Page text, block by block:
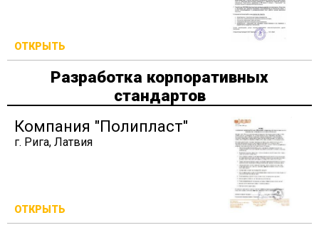
ОТКРЫТЬ
Разработка корпоративных
стандартов
Компания "Полипласт"
г. Рига, Латвия
ОТКРЫТЬ